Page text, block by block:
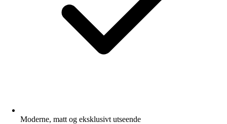
Moderne, matt og eksklusivt utseende